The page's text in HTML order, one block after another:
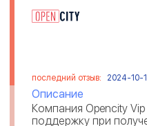
последний отзыв: 2024-10-
Описание
Компания Opencity
поддержку при